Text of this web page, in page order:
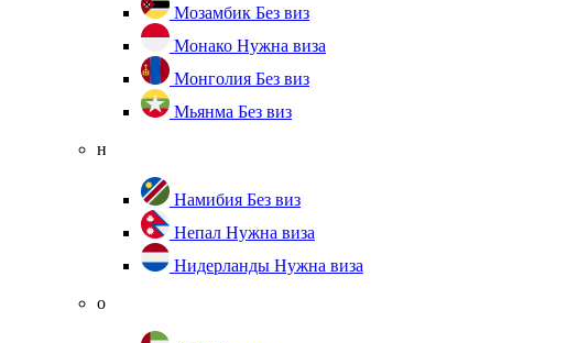
Мозамбик Без виз
Монако Нужна виза
Монголия Без виз
Мьянма Без виз
н
Намибия Без виз
Непал Нужна виза
Нидерланды Нужна виза
о